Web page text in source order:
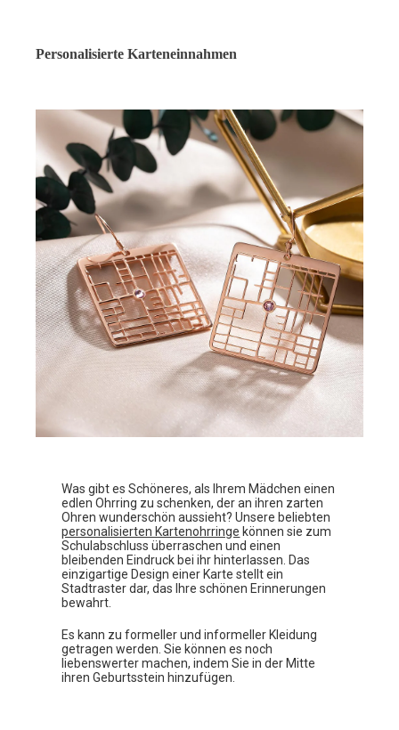
Personalisierte Karteneinnahmen
Was gibt es Schöneres, als Ihrem Mädchen einen
edlen Ohrring zu schenken, der an ihren zarten
Ohren wunderschön aussieht? Unsere beliebten
personalisierten Kartenohrringe können sie zum
Schulabschluss überraschen und einen
bleibenden Eindruck bei ihr hinterlassen. Das
einzigartige Design einer Karte stellt ein
Stadtraster dar, das Ihre schönen Erinnerungen
bewahrt.
Es kann zu formeller und informeller Kleidung
getragen werden. Sie können es noch
liebenswerter machen, indem Sie in der Mitte
ihren Geburtsstein hinzufügen.